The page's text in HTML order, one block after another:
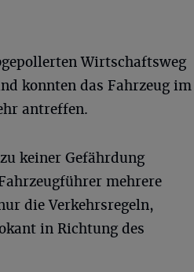
Wirtschaftsweg
konnten das Fahrzeug im
antreffen.
keiner Gefährdung
mehrere
die Verkehrsregeln,
in Richtung des